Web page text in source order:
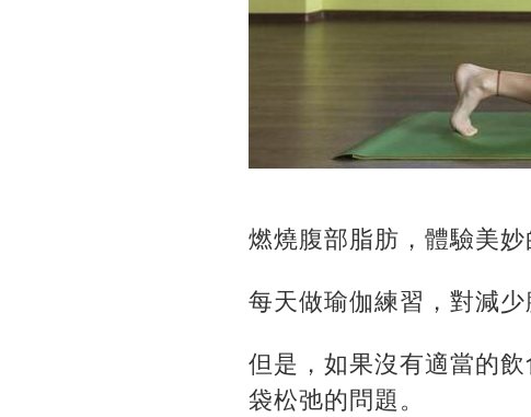
燃燒腹部脂肪，體驗美
每天做瑜伽練習，對減少
但是，如果沒有適當的
袋松弛的問題。